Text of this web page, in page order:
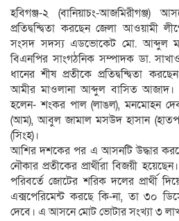
হবিগঞ্জ-২ (বানিয়াচং-আজমিরীগঞ্জ)
প্রতিদ্বন্দ্বিতা করছেন জেলা আওয়ামী
সংসদ সদস্য এডভোকেট মো. আব্দুল
বিএনপির সাংগঠনিক সম্পাদক ডা.
ধানের শীষ প্রতীকে প্রতিদ্বন্দ্বিতা
আমীর মাওলানা আব্দুল বাসিত আজাদ। এ
হলেন- শংকর পাল (লাঙল), মনমোহন
(আম), আবুল জামাল মসউদ হাসান
(সিংহ)।
আশির দশকের পর এ আসনটি উদ্ধার
নৌকার প্রতীকের প্রার্থীরা বিজয়ী
পরিবর্তে জোটের শরিক দলের প্রার্থী
এক্সপেরিমেন্ট করছে কি-না, তা ৩০
দেবে। এ আসনে মোট ভোটার সংখ্যা ৩